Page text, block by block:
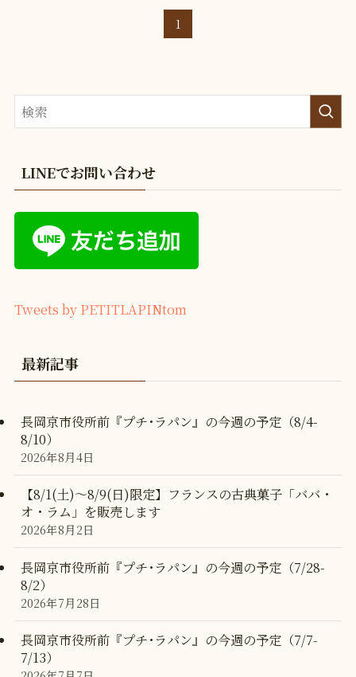
1
LINEでお問い合わせ
Tweets by PETITLAPINtom
最新記事
長岡京市役所前『プチ･ラパン』の今週の予定（8/4-
8/10）
2026年8月4日
【8/1(土)〜8/9(日)限定】フランスの古典菓子「ババ・
オ・ラム」を販売します
2026年8月2日
長岡京市役所前『プチ･ラパン』の今週の予定（7/28-
8/2）
2026年7月28日
長岡京市役所前『プチ･ラパン』の今週の予定（7/7-
7/13）